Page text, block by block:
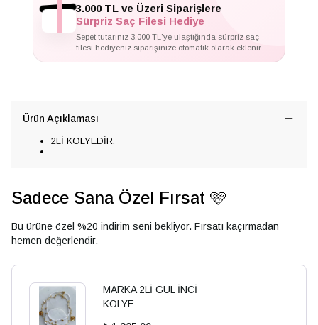
✦
3.000 TL ve Üzeri Siparişlere
Sürpriz Saç Filesi Hediye
Sepet tutarınız 3.000 TL'ye ulaştığında sürpriz saç
filesi hediyeniz siparişinize otomatik olarak eklenir.
Ürün Açıklaması
2Lİ KOLYEDİR.
Sadece Sana Özel Fırsat 🩷
Bu ürüne özel %20 indirim seni bekliyor. Fırsatı kaçırmadan
hemen değerlendir.
MARKA 2Lİ GÜL İNCİ
KOLYE